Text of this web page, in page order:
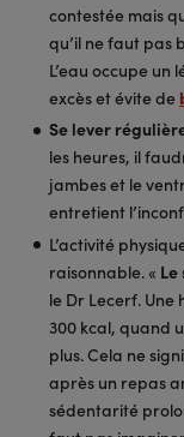
contestée mais
qu’il ne faut pas
L’eau occupe
excès et évite de
Se lever
les heures, il
jambes et le
entretient
L’activité
raisonnable. «
le Dr Lecerf.
300 kcal, quand
plus. Cela ne
après un repas
sédentarité